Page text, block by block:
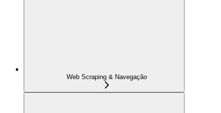
Web Scraping & Navegação